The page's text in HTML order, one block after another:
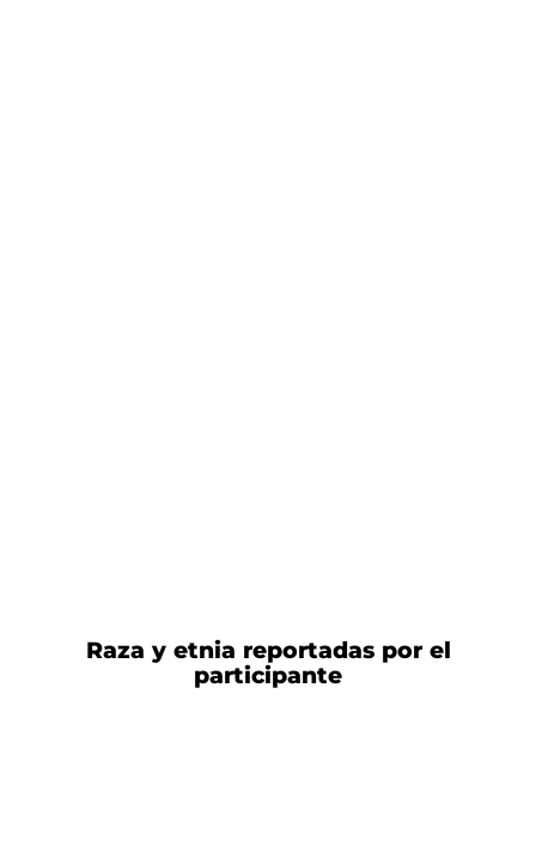
Raza y etnia reportadas por el
participante